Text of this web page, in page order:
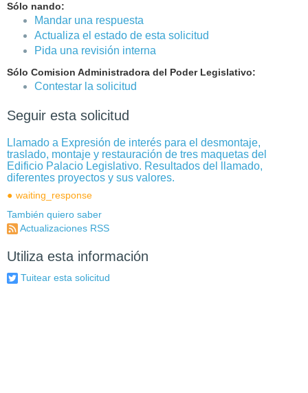
Sólo nando:
Mandar una respuesta
Actualiza el estado de esta solicitud
Pida una revisión interna
Sólo Comision Administradora del Poder Legislativo:
Contestar la solicitud
Seguir esta solicitud
Llamado a Expresión de interés para el desmontaje,
traslado, montaje y restauración de tres maquetas del
Edificio Palacio Legislativo. Resultados del llamado,
diferentes proyectos y sus valores.
waiting_response
También quiero saber
Actualizaciones RSS
Utiliza esta información
Tuitear esta solicitud